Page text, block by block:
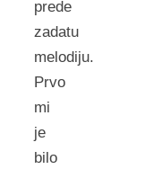
prede
zadatu
melodiju.
Prvo
mi
je
bilo